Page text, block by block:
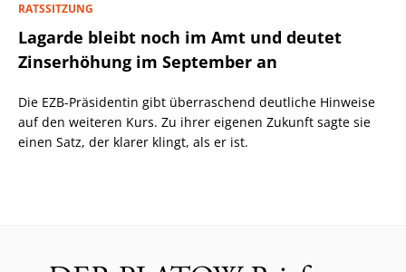
RATSSITZUNG
Lagarde bleibt noch im Amt und deutet
Zinserhöhung im September an
Die EZB-Präsidentin gibt überraschend deutliche Hinweise
auf den weiteren Kurs. Zu ihrer eigenen Zukunft sagte sie
einen Satz, der klarer klingt, als er ist.